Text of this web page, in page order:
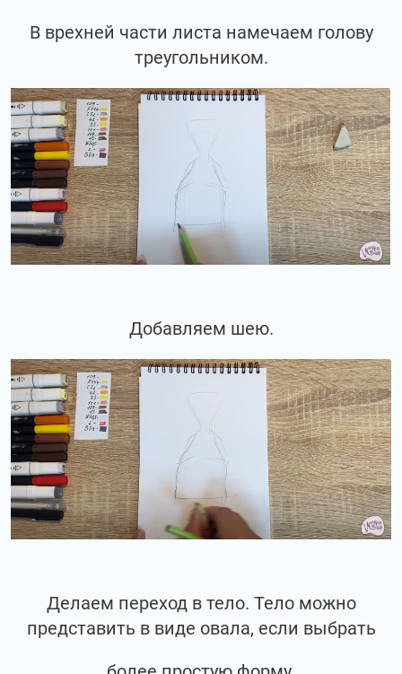
В врехней части листа намечаем голову
треугольником.
Добавляем шею.
Делаем переход в тело. Тело можно
представить в виде овала, если выбрать